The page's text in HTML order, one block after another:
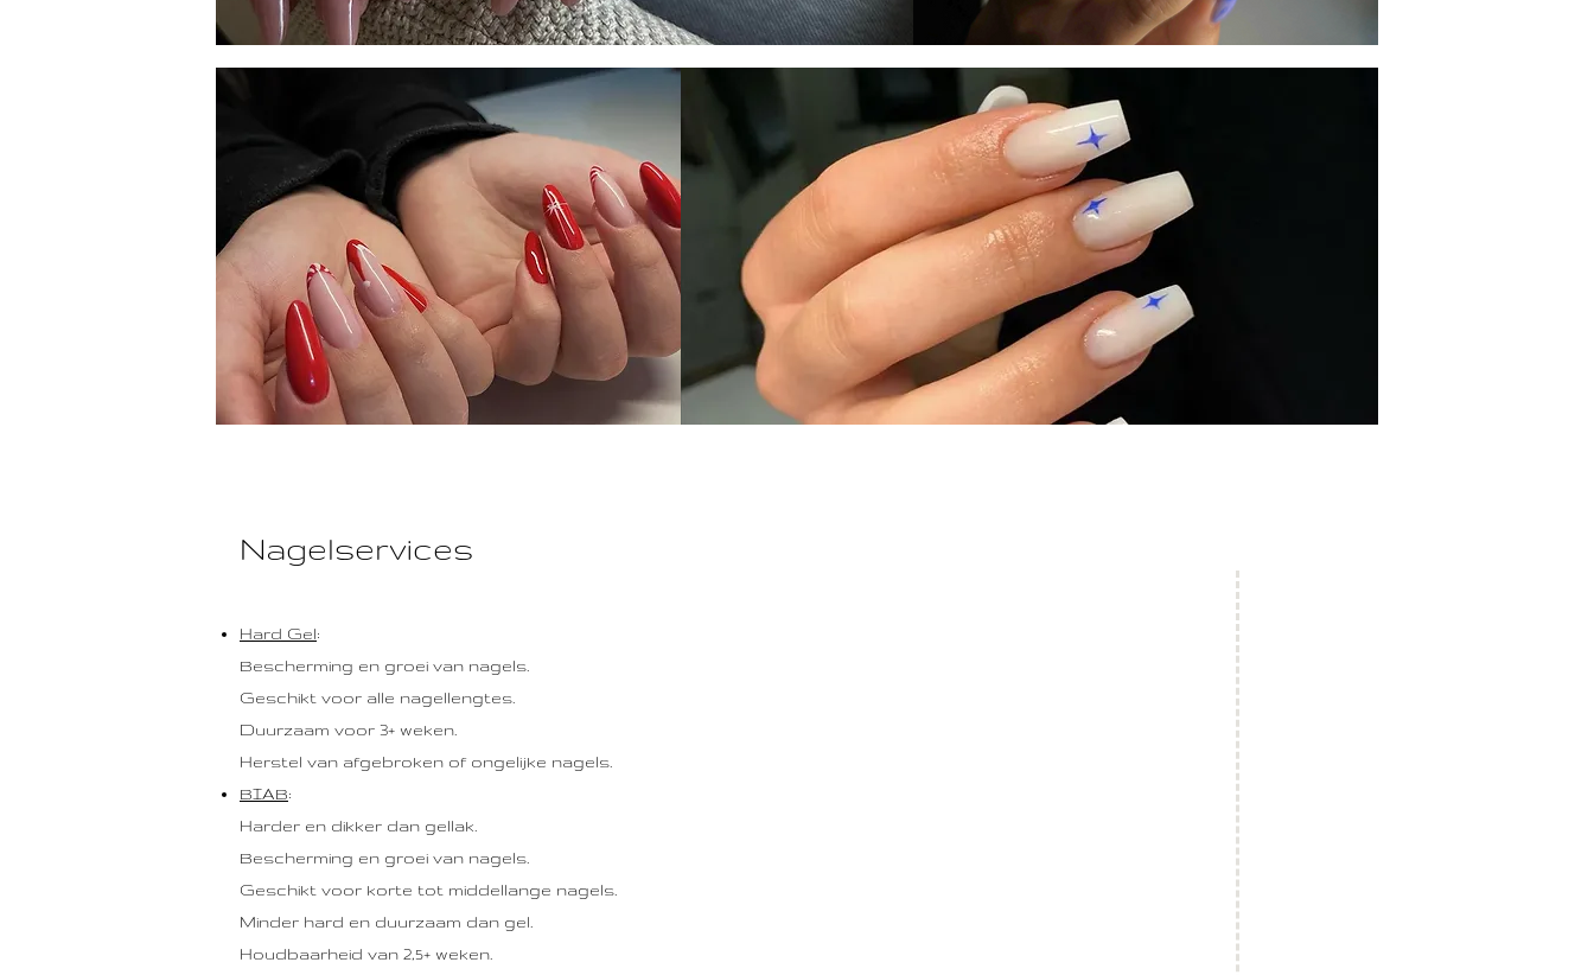
Nagelservices
Hard Gel:
Bescherming en groei van nagels.
Geschikt voor alle nagellengtes.
Duurzaam voor 3+ weken.
Herstel van afgebroken of ongelijke nagels.
BIAB:
Harder en dikker dan gellak.
Bescherming en groei van nagels.
Geschikt voor korte tot middellange nagels.
Minder hard en duurzaam dan gel.
Houdbaarheid van 2,5+ weken.